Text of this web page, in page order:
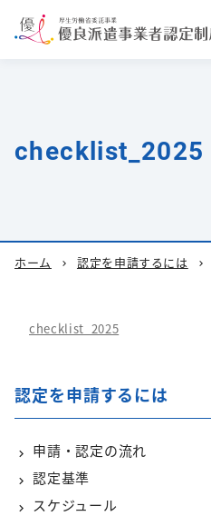
checklist_2025
ホーム chevron_right 認定を申請するには chevron_right
checklist_2025
認定を申請するには
申請・認定の流れ
認定基準
スケジュール